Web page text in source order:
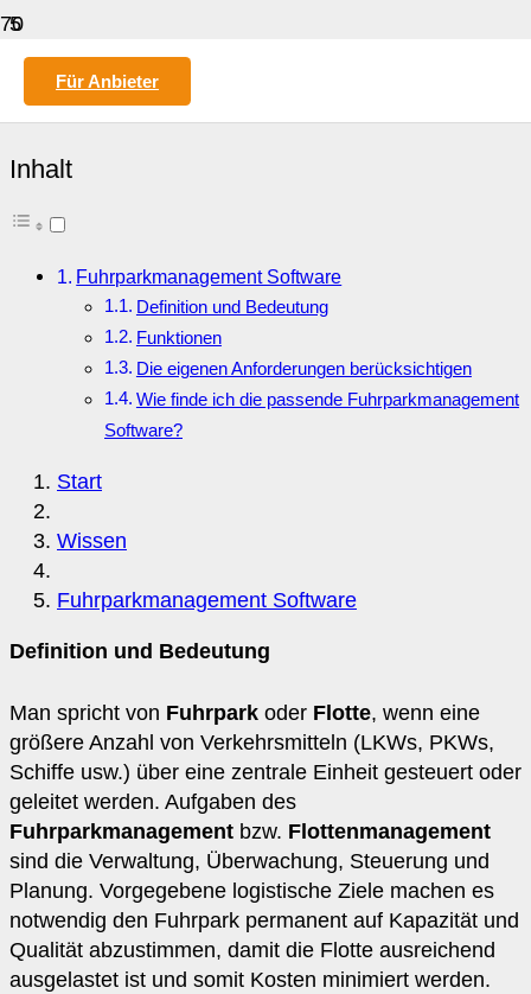
Für Anbieter
5
2)
Fuhrparkmanagement Software
Inhalt
Fuhrparkmanagement Software
Definition und Bedeutung
Funktionen
Die eigenen Anforderungen berücksichtigen
Wie finde ich die passende Fuhrparkmanagement
Software?
Start
Wissen
Fuhrparkmanagement Software
Definition und Bedeutung
Man spricht von Fuhrpark oder Flotte, wenn eine
größere Anzahl von Verkehrsmitteln (LKWs, PKWs,
Schiffe usw.) über eine zentrale Einheit gesteuert oder
geleitet werden. Aufgaben des
Fuhrparkmanagement bzw. Flottenmanagement
sind die Verwaltung, Überwachung, Steuerung und
Planung. Vorgegebene logistische Ziele machen es
notwendig den Fuhrpark permanent auf Kapazität und
Qualität abzustimmen, damit die Flotte ausreichend
ausgelastet ist und somit Kosten minimiert werden.